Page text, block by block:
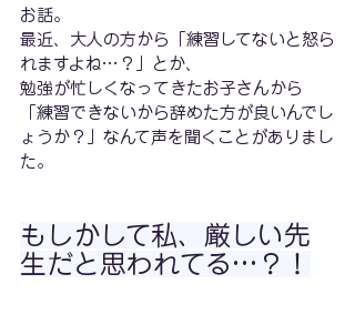
お話。
最近、大人の方から「練習してないと怒ら
れますよね…？」とか、
勉強が忙しくなってきたお子さんから
「練習できないから辞めた方が良いんでし
ょうか？」なんて声を聞くことがありまし
た。
もしかして私、厳しい先
生だと思われてる…？！